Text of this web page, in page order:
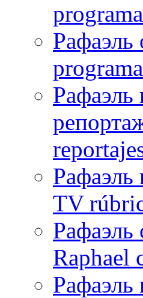
Рафаэль
Рафаэль
Рафаэль
TV
Raphael
Рафаэль